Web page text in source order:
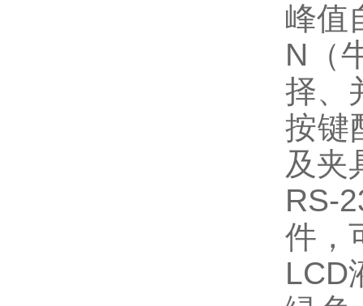
峰值
N（
择、
按键
及夹
RS-
件，
LCD